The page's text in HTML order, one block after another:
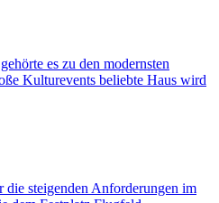
es zu den modernsten
Kulturevents beliebte Haus wird
steigenden Anforderungen im